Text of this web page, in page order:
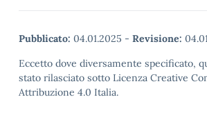
Pubblicato: 04.01.2025 - Revisione:
Eccetto dove diversamente specificato,
stato rilasciato sotto Licenza Creative
Attribuzione 4.0 Italia.